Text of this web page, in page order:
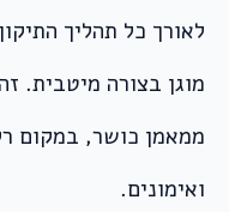
לאורך כל תהליך
מוגן בצורה מיטבית.
ממאמן כושר, במקום
ואימונים.